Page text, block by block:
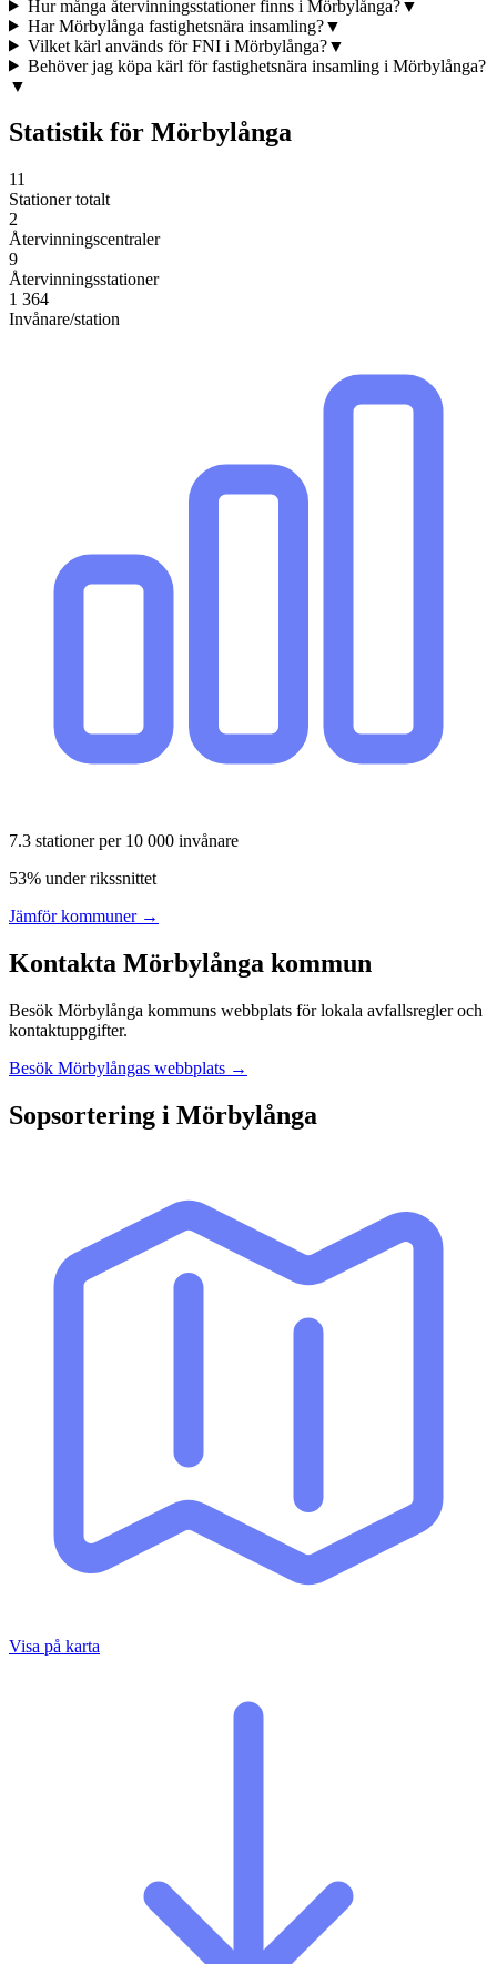
Hur många återvinningsstationer finns i Mörbylånga?▼
Har Mörbylånga fastighetsnära insamling?▼
Vilket kärl används för FNI i Mörbylånga?▼
Behöver jag köpa kärl för fastighetsnära insamling i Mörbylånga?
▼
Statistik för Mörbylånga
11
Stationer totalt
2
Återvinningscentraler
9
Återvinningsstationer
1 364
Invånare/station
7.3 stationer per 10 000 invånare
53% under rikssnittet
Jämför kommuner →
Kontakta Mörbylånga kommun
Besök Mörbylånga kommuns webbplats för lokala avfallsregler och
kontaktuppgifter.
Besök Mörbylångas webbplats →
Sopsortering i Mörbylånga
Visa på karta